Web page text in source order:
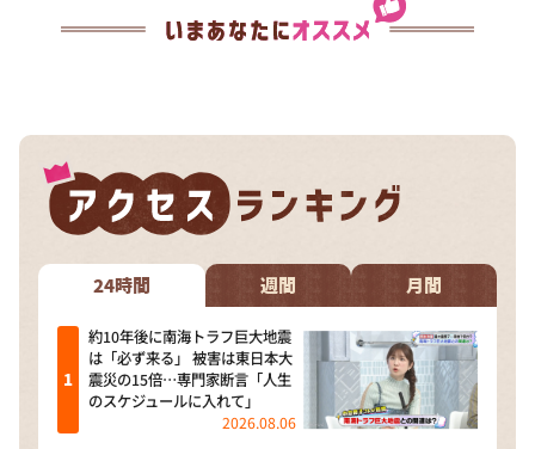
24時間 週間 月間
約10年後に南海トラフ巨大地震
は「必ず来る」 被害は東日本大
震災の15倍…専門家断言「人生
のスケジュールに入れて」
2026.08.06